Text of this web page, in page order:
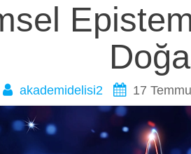
akademidelisi2 17